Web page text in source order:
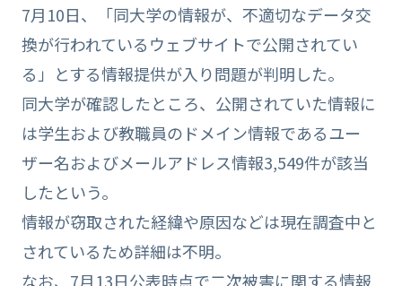
7月10日、「同大学の情報が、不適切なデータ交
換が行われているウェブサイトで公開されてい
る」とする情報提供が入り問題が判明した。
同大学が確認したところ、公開されていた情報に
は学生および教職員のドメイン情報であるユー
ザー名およびメールアドレス情報3,549件が該当
したという。
情報が窃取された経緯や原因などは現在調査中と
されているため詳細は不明。
なお、7月13日公表時点で二次被害に関する情報